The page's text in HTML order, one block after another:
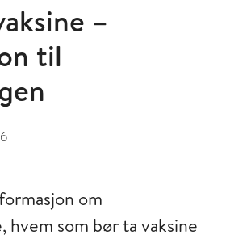
–
til
om
hvem som bør ta vaksine